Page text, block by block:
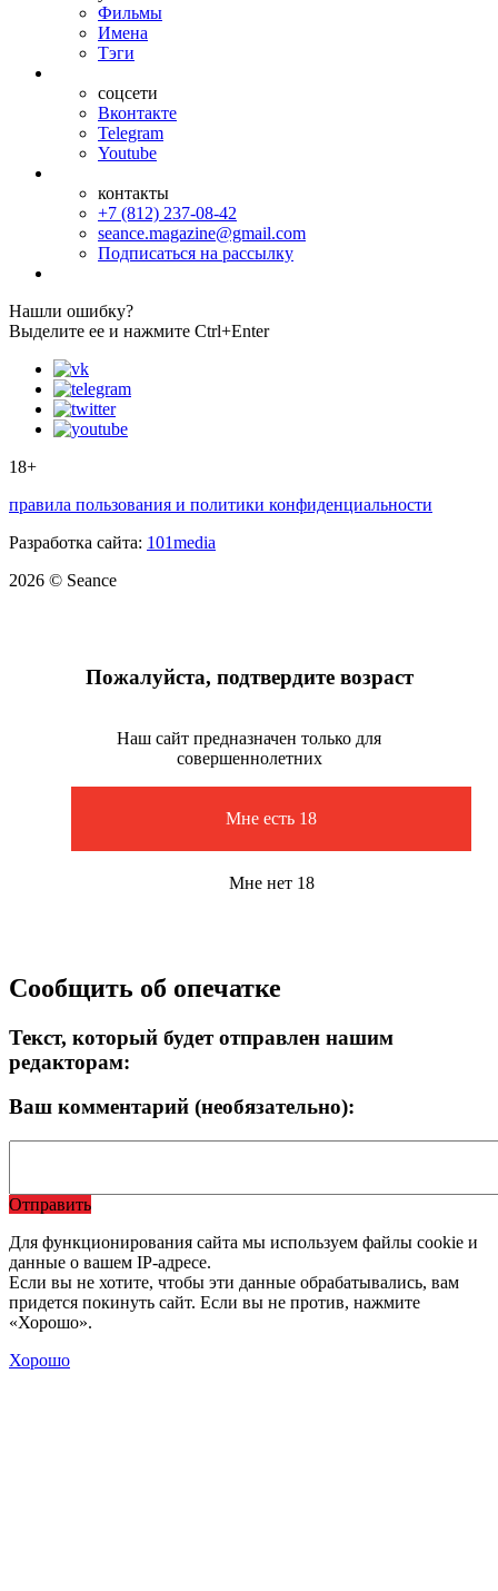
Фильмы
Имена
Тэги
соцсети
Вконтакте
Telegram
Youtube
контакты
+7 (812) 237-08-42
seance.magazine@gmail.com
Подписаться на рассылку
Нашли ошибку?
Выделите ее и нажмите Ctrl+Enter
18+
правила пользования и политики конфиденциальности
Разработка сайта: 101media
2026 © Seance
Пожалуйста, подтвердите возраст
Наш сайт предназначен только для
совершеннолетних
Мне есть 18
Мне нет 18
Сообщить об опечатке
Текст, который будет отправлен нашим
редакторам:
Ваш комментарий (необязательно):
Отправить
Для функционирования сайта мы используем файлы cookie и
данные о вашем IP-адресе.
Если вы не хотите, чтобы эти данные обрабатывались, вам
придется покинуть сайт. Если вы не против, нажмите
«Хорошо».
Хорошо